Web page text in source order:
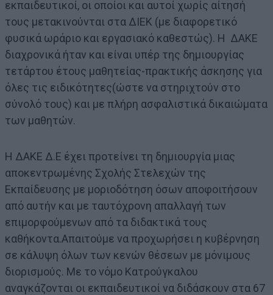
εκπαιδευτικοί, οι οποίοι και αυτοί χωρίς αίτησή
τους μετακινούνται στα ΔΙΕΚ (με διαφορετικό
φυσικά ωράριο και εργασιακό καθεστώς). Η ΔΑΚΕ
διαχρονικά ήταν και είναι υπέρ της δημιουργίας
τετάρτου έτους μαθητείας-πρακτικής άσκησης για
όλες τις ειδικότητες(ώστε να στηριχτούν στο
σύνολό τους) και με πλήρη ασφαλιστικά δικαιώματα
των μαθητών.
Η ΔΑΚΕ Δ.Ε έχει προτείνει τη δημιουργία μιας
αποκεντρωμένης Σχολής Στελεχών της
Εκπαίδευσης με μοριοδότηση όσων αποφοιτήσουν
από αυτήν και με ταυτόχρονη απαλλαγή των
επιμορφούμενων από τα διδακτικά τους
καθήκοντα.Απαιτούμε να προχωρήσει η κυβέρνηση
σε κάλυψη όλων των κενών θέσεων με μόνιμους
διορισμούς. Με το νόμο Κατρούγκαλου
αναγκάζονται οι εκπαιδευτικοί να διδάσκουν στα 67